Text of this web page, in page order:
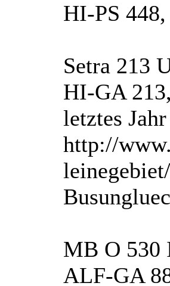
HI-PS
Setra 213
HI-GA
letztes
http://
MB O 530
ALF-GA